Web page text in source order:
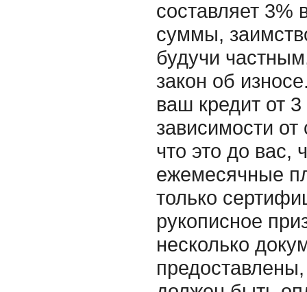
составляет 3%
суммы,
будучи
закон об
ваш кредит от
зависимости
что это до вас,
ежемесячные
только
рукописное
несколько